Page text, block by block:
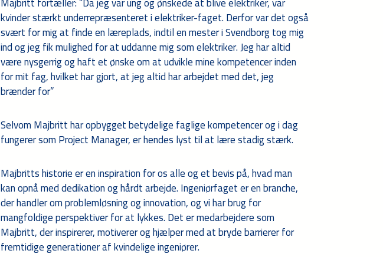
kvinder stærkt underrepræsenteret i elektriker-faget. Derfor var det også
svært for mig at finde en læreplads, indtil en mester i Svendborg tog mig
ind og jeg fik mulighed for at uddanne mig som elektriker. Jeg har altid
være nysgerrig og haft et ønske om at udvikle mine kompetencer inden
for mit fag, hvilket har gjort, at jeg altid har arbejdet med det, jeg
brænder for”
Selvom Majbritt har opbygget betydelige faglige kompetencer og i dag
fungerer som Project Manager, er hendes lyst til at lære stadig stærk.
Majbritts historie er en inspiration for os alle og et bevis på, hvad man
kan opnå med dedikation og hårdt arbejde. Ingeniørfaget er en branche,
der handler om problemløsning og innovation, og vi har brug for
mangfoldige perspektiver for at lykkes. Det er medarbejdere som
Majbritt, der inspirerer, motiverer og hjælper med at bryde barrierer for
fremtidige generationer af kvindelige ingeniører.